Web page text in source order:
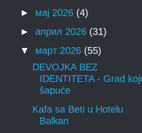
► мај 2026 (4)
► април 2026 (31)
▼ март 2026 (55)
DEVOJKA BEZ
IDENTITETA - Grad koji
šapuće
Kafa sa Beti u Hotelu
Balkan